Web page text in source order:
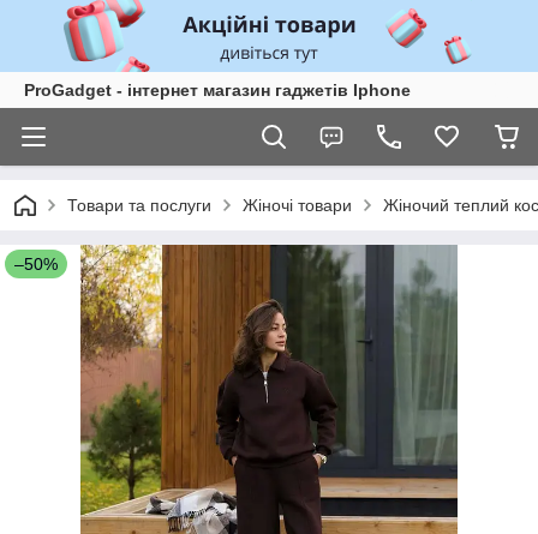
ProGadget - iнтернет магазин гаджетів Iphone
Товари та послуги Жіночі товари Жіночий теплий
–50%